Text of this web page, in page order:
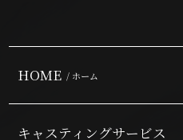
HOME / ホーム
キャスティングサービス